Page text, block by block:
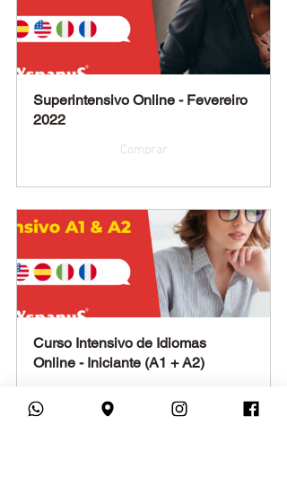
Superintensivo Online - Fevereiro
2022
Comprar
Curso Intensivo de Idiomas
Online - Iniciante (A1 + A2)